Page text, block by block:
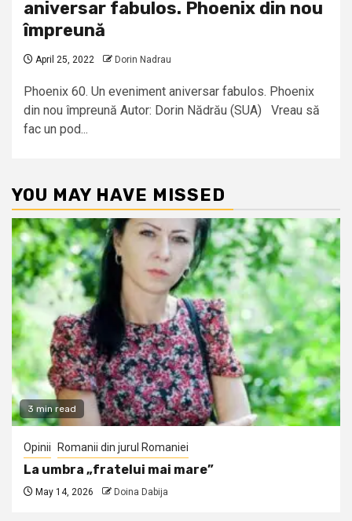
aniversar fabulos. Phoenix din nou
împreună
April 25, 2022 Dorin Nadrau
Phoenix 60. Un eveniment aniversar fabulos. Phoenix
din nou împreună Autor: Dorin Nădrău (SUA) Vreau să
fac un pod...
YOU MAY HAVE MISSED
3 min read
Opinii Romanii din jurul Romaniei
La umbra „fratelui mai mare”
May 14, 2026 Doina Dabija